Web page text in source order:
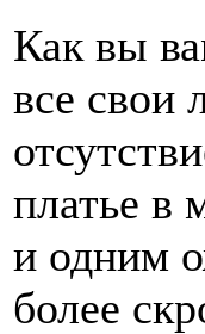
Как вы
все свои
платье в
и одним
более